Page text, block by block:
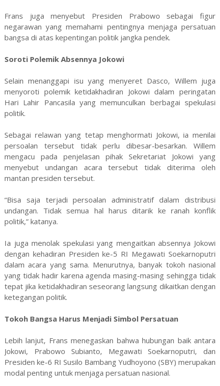
Frans juga menyebut Presiden Prabowo sebagai figur
negarawan yang memahami pentingnya menjaga persatuan
bangsa di atas kepentingan politik jangka pendek.
Soroti Polemik Absennya Jokowi
Selain menanggapi isu yang menyeret Dasco, Willem juga
menyoroti polemik ketidakhadiran Jokowi dalam peringatan
Hari Lahir Pancasila yang memunculkan berbagai spekulasi
politik.
Sebagai relawan yang tetap menghormati Jokowi, ia menilai
persoalan tersebut tidak perlu dibesar-besarkan. Willem
mengacu pada penjelasan pihak Sekretariat Jokowi yang
menyebut undangan acara tersebut tidak diterima oleh
mantan presiden tersebut.
“Bisa saja terjadi persoalan administratif dalam distribusi
undangan. Tidak semua hal harus ditarik ke ranah konflik
politik,” katanya.
Ia juga menolak spekulasi yang mengaitkan absennya Jokowi
dengan kehadiran Presiden ke-5 RI Megawati Soekarnoputri
dalam acara yang sama. Menurutnya, banyak tokoh nasional
yang tidak hadir karena agenda masing-masing sehingga tidak
tepat jika ketidakhadiran seseorang langsung dikaitkan dengan
ketegangan politik.
Tokoh Bangsa Harus Menjadi Simbol Persatuan
Lebih lanjut, Frans menegaskan bahwa hubungan baik antara
Jokowi, Prabowo Subianto, Megawati Soekarnoputri, dan
Presiden ke-6 RI Susilo Bambang Yudhoyono (SBY) merupakan
modal penting untuk menjaga persatuan nasional.